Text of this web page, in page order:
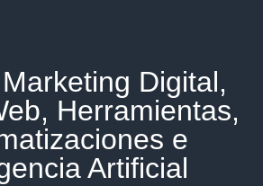
Digital,
Herramientas,
e
Artificial